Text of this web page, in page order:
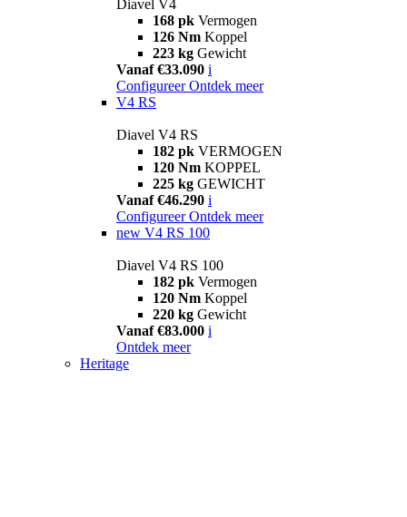
Diavel V4
168 pk Vermogen
126 Nm Koppel
223 kg Gewicht
Vanaf €33.090 i
Configureer Ontdek meer
V4 RS
Diavel V4 RS
182 pk VERMOGEN
120 Nm KOPPEL
225 kg GEWICHT
Vanaf €46.290 i
Configureer Ontdek meer
new V4 RS 100
Diavel V4 RS 100
182 pk Vermogen
120 Nm Koppel
220 kg Gewicht
Vanaf €83.000 i
Ontdek meer
Heritage